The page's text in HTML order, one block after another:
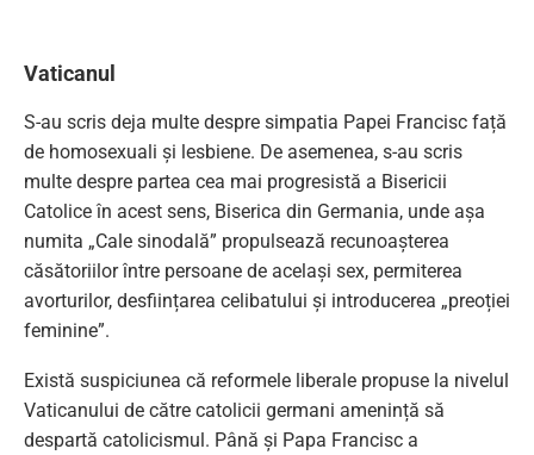
Vaticanul
S-au scris deja multe despre simpatia Papei Francisc față
de homosexuali și lesbiene. De asemenea, s-au scris
multe despre partea cea mai progresistă a Bisericii
Catolice în acest sens, Biserica din Germania, unde așa
numita „Cale sinodală” propulsează recunoașterea
căsătoriilor între persoane de același sex, permiterea
avorturilor, desființarea celibatului și introducerea „preoției
feminine”.
Există suspiciunea că reformele liberale propuse la nivelul
Vaticanului de către catolicii germani amenință să
despartă catolicismul. Până și Papa Francisc a